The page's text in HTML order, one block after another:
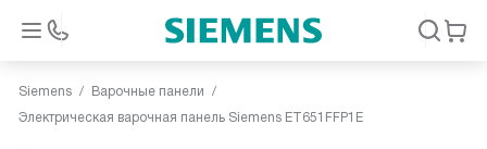
Siemens
Варочные панели
Электрическая варочная панель Siemens ET651FFP1E